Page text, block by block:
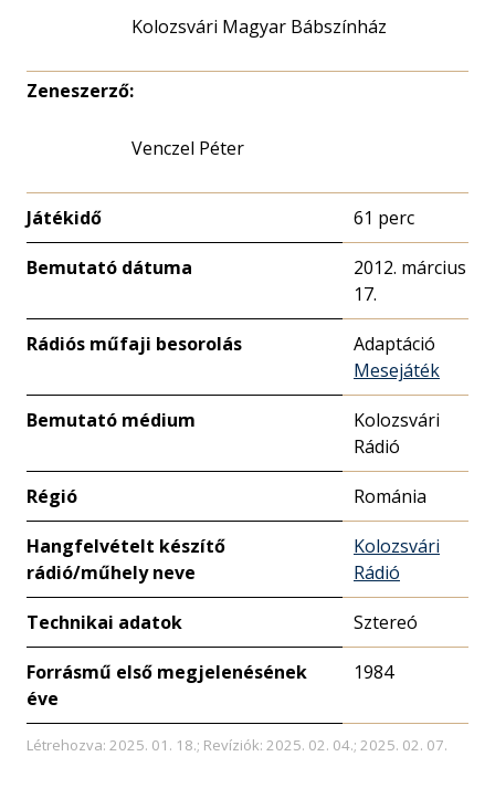
Kolozsvári Magyar Bábszínház
Zeneszerző:
Venczel Péter
Játékidő 61 perc
Bemutató dátuma
2012. március
17.
Rádiós műfaji besorolás
Adaptáció
Mesejáték
Bemutató médium
Kolozsvári
Rádió
Régió Románia
Hangfelvételt készítő
rádió/műhely neve
Kolozsvári
Rádió
Technikai adatok Sztereó
Forrásmű első megjelenésének
éve
1984
Létrehozva: 2025. 01. 18.; Revíziók: 2025. 02. 04.; 2025. 02. 07.